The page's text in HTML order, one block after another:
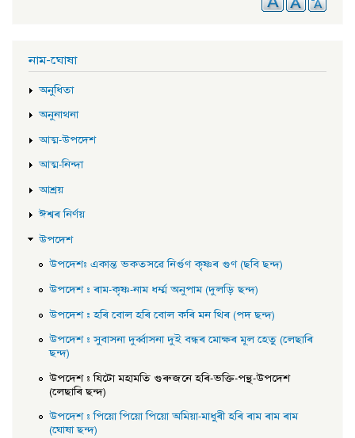
নাম-ঘোষা
অনুধিতা
অনুনাথনা
আত্ম-উপদেশ
আত্ম-নিন্দা
আশ্ৰয়
ঈশ্বৰ নিৰ্ণয়
উপদেশ
উপদেশ: একান্ত ভকতসৱে নিৰ্গুণ কৃষ্ণৰ গুণ (ছবি ছন্দ)
উপদেশ : ৰাম-কৃষ্ণ-নাম ধৰ্ম্ম অনুপাম (দুলড়ি ছন্দ)
উপদেশ : হৰি বোল হৰি বোল কৰি মন থিৰ (পদ ছন্দ)
উপদেশ : সুবাসনা দুৰ্ব্বাসনা দুই বন্ধৰ মোক্ষৰ মূল হেতু (লেছাৰি
ছন্দ)
উপদেশ : যিটো মহামতি গুৰুজনে হৰি-ভক্তি-পন্থ-উপদেশ
(লেছাৰি ছন্দ)
উপদেশ : পিয়ো পিয়ো পিয়ো অমিয়া-মাধুৰী হৰি ৰাম ৰাম ৰাম
(ঘোষা ছন্দ)